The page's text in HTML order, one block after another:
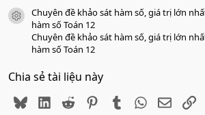
icon tài liệu
Chuyên đề khảo sát hàm số, giá trị lớn
hàm số Toán 12
Chuyên đề khảo sát hàm số, giá trị lớn
hàm số Toán 12
Chia sẻ tài liệu này
BlueskyLinkedIn
Reddit PinterestTumblr WhatsApp
Email